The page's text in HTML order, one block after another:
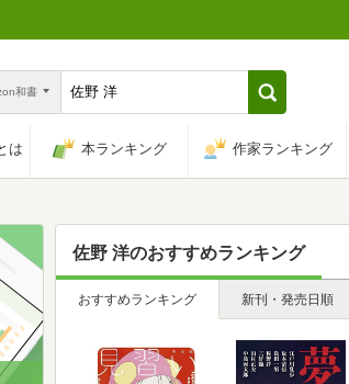
和書
は 本ランキング 作家ランキング
佐野 洋のおすすめランキング
おすすめランキング 新刊・発売日順